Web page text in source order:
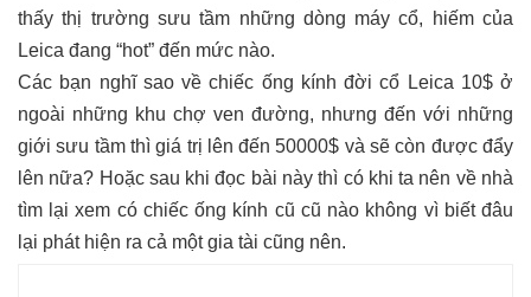
thấy thị trường sưu tầm những dòng máy cổ, hiếm của
Leica đang “hot” đến mức nào.
Các bạn nghĩ sao về chiếc ống kính đời cổ Leica 10$ ở
ngoài những khu chợ ven đường, nhưng đến với những
giới sưu tầm thì giá trị lên đến 50000$ và sẽ còn được đẩy
lên nữa? Hoặc sau khi đọc bài này thì có khi ta nên về nhà
tìm lại xem có chiếc ống kính cũ cũ nào không vì biết đâu
lại phát hiện ra cả một gia tài cũng nên.